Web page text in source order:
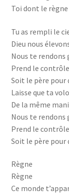
Toi dont le
Tu as rempli le
Dieu nous
Nous te rendons
Prend le
Soit le père pour
Laisse que ta
De la même
Nous te rendons
Prend le
Soit le père pour
Règne
Règne
Ce monde